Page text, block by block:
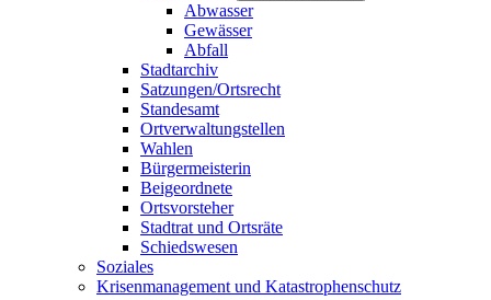
Abwasser
Gewässer
Abfall
Stadtarchiv
Satzungen/Ortsrecht
Standesamt
Ortverwaltungstellen
Wahlen
Bürgermeisterin
Beigeordnete
Ortsvorsteher
Stadtrat und Ortsräte
Schiedswesen
Soziales
Krisenmanagement und Katastrophenschutz